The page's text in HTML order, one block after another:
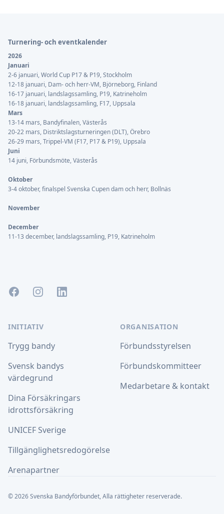
Turnering- och eventkalender
2026
Januari
2-6 januari, World Cup P17 & P19, Stockholm
12-18 januari, Dam- och herr-VM, Björneborg, Finland
16-17 januari, landslagssamling, P19, Katrineholm
16-18 januari, landslagssamling, F17, Uppsala
Mars
13-14 mars, Bandyfinalen, Västerås
20-22 mars, Distriktslagsturneringen (DLT), Örebro
26-29 mars, Trippel-VM (F17, P17 & P19), Uppsala
Juni
14 juni, Förbundsmöte, Västerås
Oktober
3-4 oktober, finalspel Svenska Cupen dam och herr, Bollnäs
November
December
11-13 december, landslagssamling, P19, Katrineholm
FacebookInstagramLinkedIn
INITIATIV
Trygg bandy
Svensk bandys
värdegrund
Dina Försäkringars
idrottsförsäkring
UNICEF Sverige
Tillgänglighetsredogörelse
Arenapartner
ORGANISATION
Förbundsstyrelsen
Förbundskommitteer
Medarbetare & kontakt
© 2026 Svenska Bandyförbundet, Alla rättigheter reserverade.